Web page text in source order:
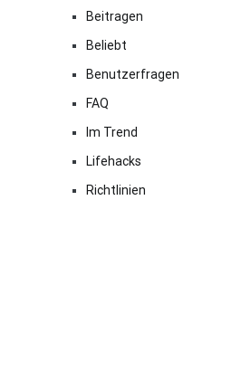
Beitragen
Beliebt
Benutzerfragen
FAQ
Im Trend
Lifehacks
Richtlinien